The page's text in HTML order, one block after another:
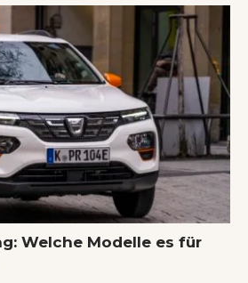
Welche Modelle es für